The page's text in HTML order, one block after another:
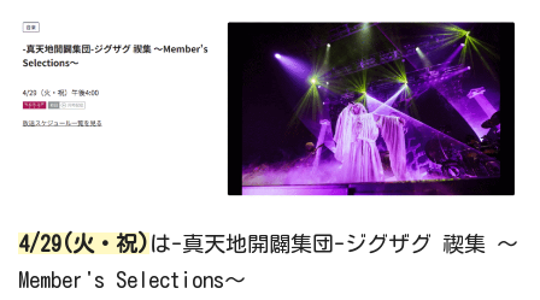
4/29(火・祝) は-真天地開闢集団-ジグザグ 禊集 ～
Member's Selections～